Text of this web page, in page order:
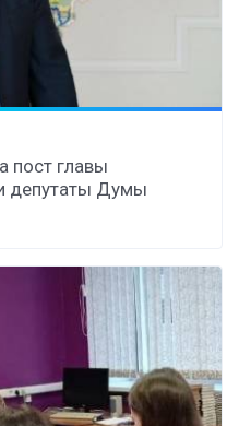
пост главы
депутаты Думы